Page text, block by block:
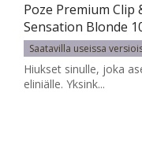
Poze Premium Clip
Sensation Blonde
Saatavilla useissa
Hiukset sinulle, joka
eliniälle. Yksink...